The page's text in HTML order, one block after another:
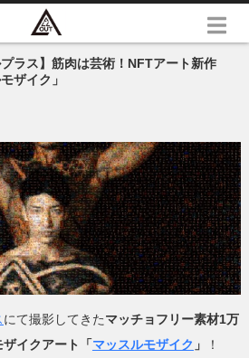
プラス】筋肉は芸術！NFTアート新作
ザイク」
にて撮影してきたマッチョフリー素材1万
ザイクアート「マッスルモザイク 」 ！